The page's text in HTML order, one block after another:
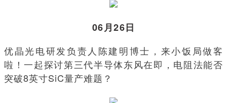
06月26日
优晶光电研发负责人陈建明博士，来小饭局做客
啦！一起探讨第三代半导体东风在即，电阻法能否
突破8英寸SiC量产难题？